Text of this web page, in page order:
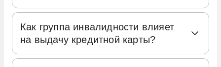
Отказ в выдаче кредитной карты может
быть обусловлен несколькими факторами.
Как группа инвалидности влияет
на выдачу кредитной карты?
Группа инвалидности может оказывать